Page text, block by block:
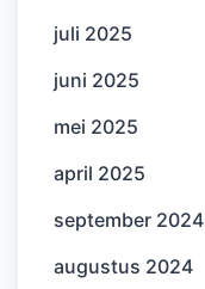
juli 2025
juni 2025
mei 2025
april 2025
september 2024
augustus 2024